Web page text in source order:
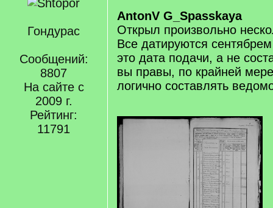
Гондурас
Сообщений:
8807
На сайте с
2009 г.
Рейтинг:
11791
AntonV G_Spasskaya
Открыл произвольно
Все датируются
это дата подачи, а не
вы правы, по крайней
логично составлять